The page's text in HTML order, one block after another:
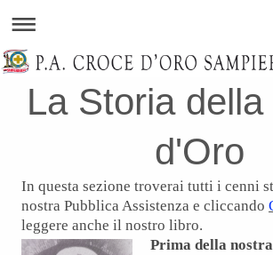
La Storia
d'Oro
In questa sezione troverai tutti i cenni
nostra Pubblica Assistenza e cliccando
leggere anche il nostro libro.
Prima della